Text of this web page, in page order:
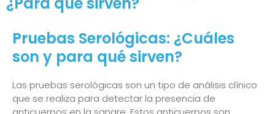
Pruebas Serológicas: ¿Cuáles
son y para qué sirven?
Las pruebas serológicas son un tipo de análisis clínico
que se realiza para detectar la presencia de